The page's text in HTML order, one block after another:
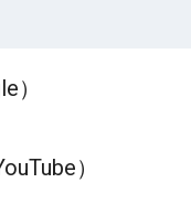
）
）